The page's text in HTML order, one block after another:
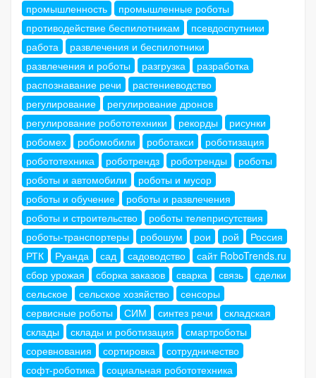
промышленность
промышленные роботы
противодействие беспилотникам
псевдоспутники
работа
развлечения и беспилотники
развлечения и роботы
разгрузка
разработка
распознавание речи
растениеводство
регулирование
регулирование дронов
регулирование робототехники
рекорды
рисунки
робомех
робомобили роботакси
роботизация
робототехника
роботрендз роботренды
роботы
роботы и автомобили
роботы и мусор
роботы и обучение
роботы и развлечения
роботы и строительство
роботы телеприсутствия
роботы-транспортеры
робошум рои рой
Россия
РТК
Руанда сад садоводство
сайт RoboTrends.ru
сбор урожая
сборка заказов сварка связь
сделки
сельское
сельское хозяйство
сенсоры
сервисные роботы
СИМ синтез речи
складская
склады
склады и роботизация
смартроботы
соревнования
сортировка
сотрудничество
софт-роботика
социальная робототехника